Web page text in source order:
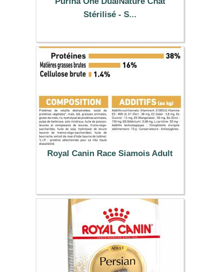
Stérilisé - S...
7.99 €
Royal Canin Race Siamois Adult
39.99 €